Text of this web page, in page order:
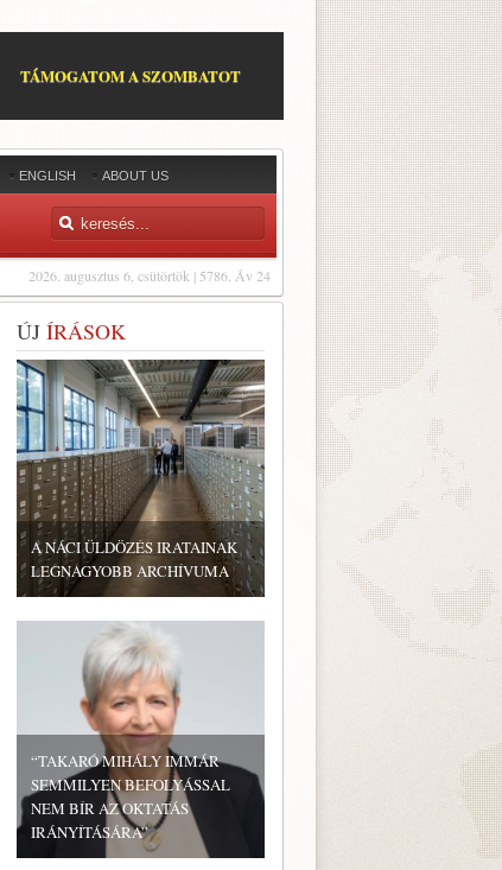
TÁMOGATOM A SZOMBATOT
ENGLISH ABOUT US
2026. augusztus 6, csütörtök | 5786. Áv 24
ÚJ ÍRÁSOK
A NÁCI ÜLDÖZÉS IRATAINAK
LEGNAGYOBB ARCHÍVUMA
“TAKARÓ MIHÁLY IMMÁR
SEMMILYEN BEFOLYÁSSAL
NEM BÍR AZ OKTATÁS
IRÁNYÍTÁSÁRA”